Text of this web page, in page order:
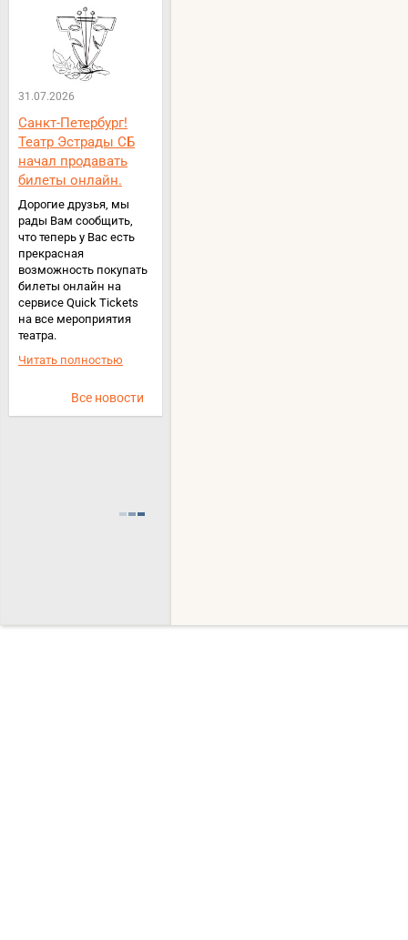
31.07.2026
Санкт-Петербург!
Театр Эстрады СБ
начал продавать
билеты онлайн.
Дорогие друзья, мы
рады Вам сообщить,
что теперь у Вас есть
прекрасная
возможность покупать
билеты онлайн на
сервисе Quick Tickets
на все мероприятия
театра.
Читать полностью
Все новости